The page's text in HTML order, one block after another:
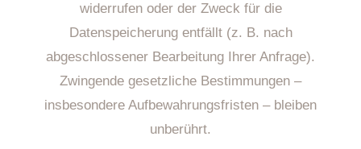
widerrufen oder der Zweck für die
Datenspeicherung entfällt (z. B. nach
abgeschlossener Bearbeitung Ihrer Anfrage).
Zwingende gesetzliche Bestimmungen –
insbesondere Aufbewahrungsfristen – bleiben
unberührt.